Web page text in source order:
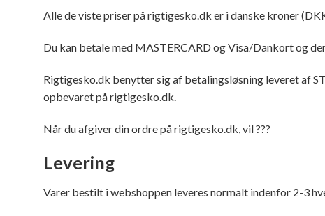
Alle de viste priser på rigtigesko.dk er i danske kroner
Du kan betale med MASTERCARD og Visa/Dankort og
Rigtigesko.dk benytter sig af betalingsløsning leveret af
opbevaret på rigtigesko.dk.
Når du afgiver din ordre på rigtigesko.dk, vil ???
Levering
Varer bestilt i webshoppen leveres normalt indenfor 2-3